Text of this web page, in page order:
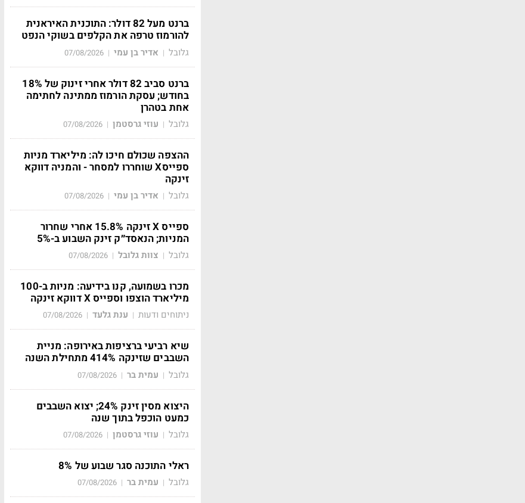
ברנט מעל 82 דולר: התוכנית האיראנית
להורמוז טרפה את הקלפים בשוקי הנפט
גלובל | אדיר בן עמי |
07/08/2026
ברנט סביב 82 דולר אחרי זינוק של 18%
בחודש; עסקת הורמוז ממתינה לחתימה
אחת בטהרן
גלובל | עוזי גרסטמן |
07/08/2026
ההצפה שכולם חיכו לה: מיליארד מניות
ספייסX שוחררו למסחר - והמניה דווקא
זינקה
גלובל | אדיר בן עמי |
07/08/2026
ספייס X זינקה 15.8% אחרי שחרור
המניות; הנאסד״ק זינק השבוע ב-5%
גלובל | צוות גלובל |
07/08/2026
מכרו בשמועה, קנו בידיעה: מניות ב-100
מיליארד הוצפו וספייס X דווקא זינקה
ניתוחים ודעות | ענת גלעד |
07/08/2026
שיא רביעי ברציפות באירופה: מניית
השבבים שזינקה 414% מתחילת השנה
גלובל | עמית בר |
07/08/2026
היצוא מסין זינק 24%; יצוא השבבים
כמעט הוכפל בתוך שנה
גלובל | עוזי גרסטמן |
07/08/2026
ראלי התוכנה סגר שבוע של 8%
גלובל | עמית בר |
07/08/2026